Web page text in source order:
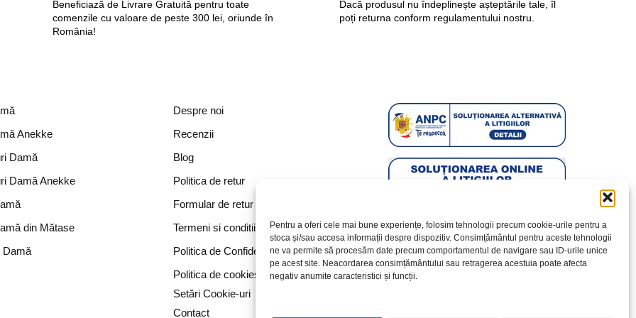
Pentru a oferi cele mai bune experiențe, folosim tehnologii precum cookie-urile pentru a
stoca și/sau accesa informații despre dispozitiv. Consimțământul pentru aceste tehnologii
ne va permite să procesăm date precum comportamentul de navigare sau ID-urile unice
pe acest site. Neacordarea consimțământului sau retragerea acestuia poate afecta
negativ anumite caracteristici și funcții.
Beneficiază de Livrare Gratuită pentru toate
comenzile cu valoare de peste 300 lei, oriunde în
România!
Dacă produsul nu îndeplinește așteptările tale, îl
poți returna conform regulamentului nostru.
Anekke
Damă
Damă Anekke
din Mătase
Damă
Despre noi
Recenzii
Blog
Politica de retur
Formular de retur
Termeni si conditii
Politica de Confidențialitate
Politica de cookies
Setări Cookie-uri
Contact